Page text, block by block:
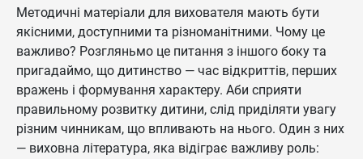
Методичні матеріали для вихователя мають бути
якісними, доступними та різноманітними. Чому це
важливо? Розгляньмо це питання з іншого боку та
пригадаймо, що дитинство — час відкриттів, перших
вражень і формування характеру. Аби сприяти
правильному розвитку дитини, слід приділяти увагу
різним чинникам, що впливають на нього. Один з них
— виховна література, яка відіграє важливу роль: